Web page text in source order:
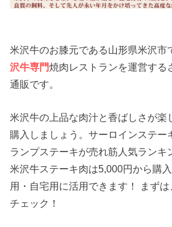
米沢牛のお膝元である山形県米沢市
沢牛専門焼肉レストランを運営する
通販です。
米沢牛の上品な肉汁と香ばしさが楽
購入しましょう。サーロインステー
ランプステーキが売れ筋人気ランキ
米沢牛ステーキ肉は5,000円から購
用・自宅用に活用できます！ まず
チェック！